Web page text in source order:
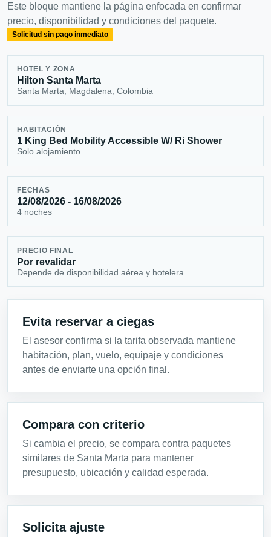
Este bloque mantiene la página enfocada en confirmar
precio, disponibilidad y condiciones del paquete.
Solicitud sin pago inmediato
HOTEL Y ZONA
Hilton Santa Marta
Santa Marta, Magdalena, Colombia
HABITACIÓN
1 King Bed Mobility Accessible W/ Ri Shower
Solo alojamiento
FECHAS
12/08/2026 - 16/08/2026
4 noches
PRECIO FINAL
Por revalidar
Depende de disponibilidad aérea y hotelera
Evita reservar a ciegas
El asesor confirma si la tarifa observada mantiene
habitación, plan, vuelo, equipaje y condiciones
antes de enviarte una opción final.
Compara con criterio
Si cambia el precio, se compara contra paquetes
similares de Santa Marta para mantener
presupuesto, ubicación y calidad esperada.
Solicita ajuste